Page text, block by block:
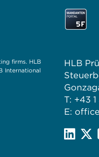
firms. HLB
International
HLB
T: +43
E: